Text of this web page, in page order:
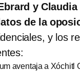
y Claudia
de la
y los
aventaja a Xóchitl